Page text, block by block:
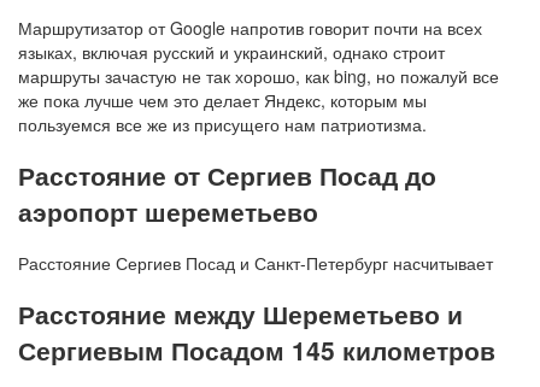
Маршрутизатор от Google напротив говорит почти на всех
языках, включая русский и украинский, однако строит
маршруты зачастую не так хорошо, как bing, но пожалуй все
же пока лучше чем это делает Яндекс, которым мы
пользуемся все же из присущего нам патриотизма.
Расстояние от Сергиев Посад до
аэропорт шереметьево
Расстояние Сергиев Посад и Санкт-Петербург насчитывает
Расстояние между Шереметьево и
Сергиевым Посадом 145 километров